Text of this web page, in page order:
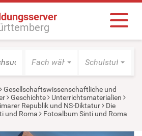
Fach wählen Schulstufe
Gesellschaftswissenschaftliche und
Geschichte
Unterrichtsmaterialien
Republik und NS-Diktatur
Die
und Roma
Fotoalbum Sinti und Roma